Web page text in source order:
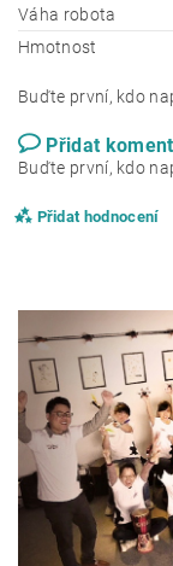
Váha robota
Hmotnost
Buďte první, kdo
Přidat
Buďte první, kdo
Přidat hodnocení